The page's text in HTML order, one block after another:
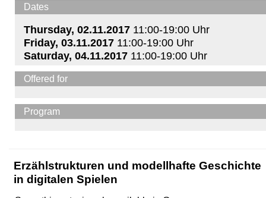
Dates
Thursday, 02.11.2017 11:00-19:00 Uhr
Friday, 03.11.2017 11:00-19:00 Uhr
Saturday, 04.11.2017 11:00-19:00 Uhr
Offered for
Program
Erzählstrukturen und modellhafte Geschichte
in digitalen Spielen